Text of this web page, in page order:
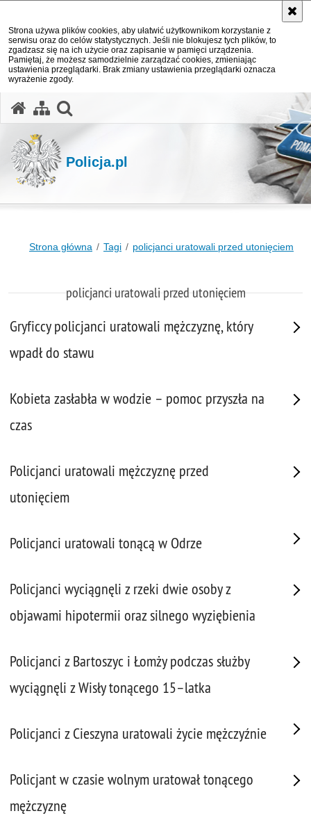
Strona używa plików cookies, aby ułatwić użytkownikom korzystanie z
serwisu oraz do celów statystycznych. Jeśli nie blokujesz tych plików, to
zgadzasz się na ich użycie oraz zapisanie w pamięci urządzenia.
Pamiętaj, że możesz samodzielnie zarządzać cookies, zmieniając
ustawienia przeglądarki. Brak zmiany ustawienia przeglądarki oznacza
wyrażenie zgody.
Policja.pl
Strona główna Tagi policjanci uratowali przed utonięciem
policjanci uratowali przed utonięciem
Gryficcy policjanci uratowali mężczyznę, który
wpadł do stawu
Kobieta zasłabła w wodzie – pomoc przyszła na
czas
Policjanci uratowali mężczyznę przed
utonięciem
Policjanci uratowali tonącą w Odrze
Policjanci wyciągnęli z rzeki dwie osoby z
objawami hipotermii oraz silnego wyziębienia
Policjanci z Bartoszyc i Łomży podczas służby
wyciągnęli z Wisły tonącego 15–latka
Policjanci z Cieszyna uratowali życie mężczyźnie
Policjant w czasie wolnym uratował tonącego
mężczyznę